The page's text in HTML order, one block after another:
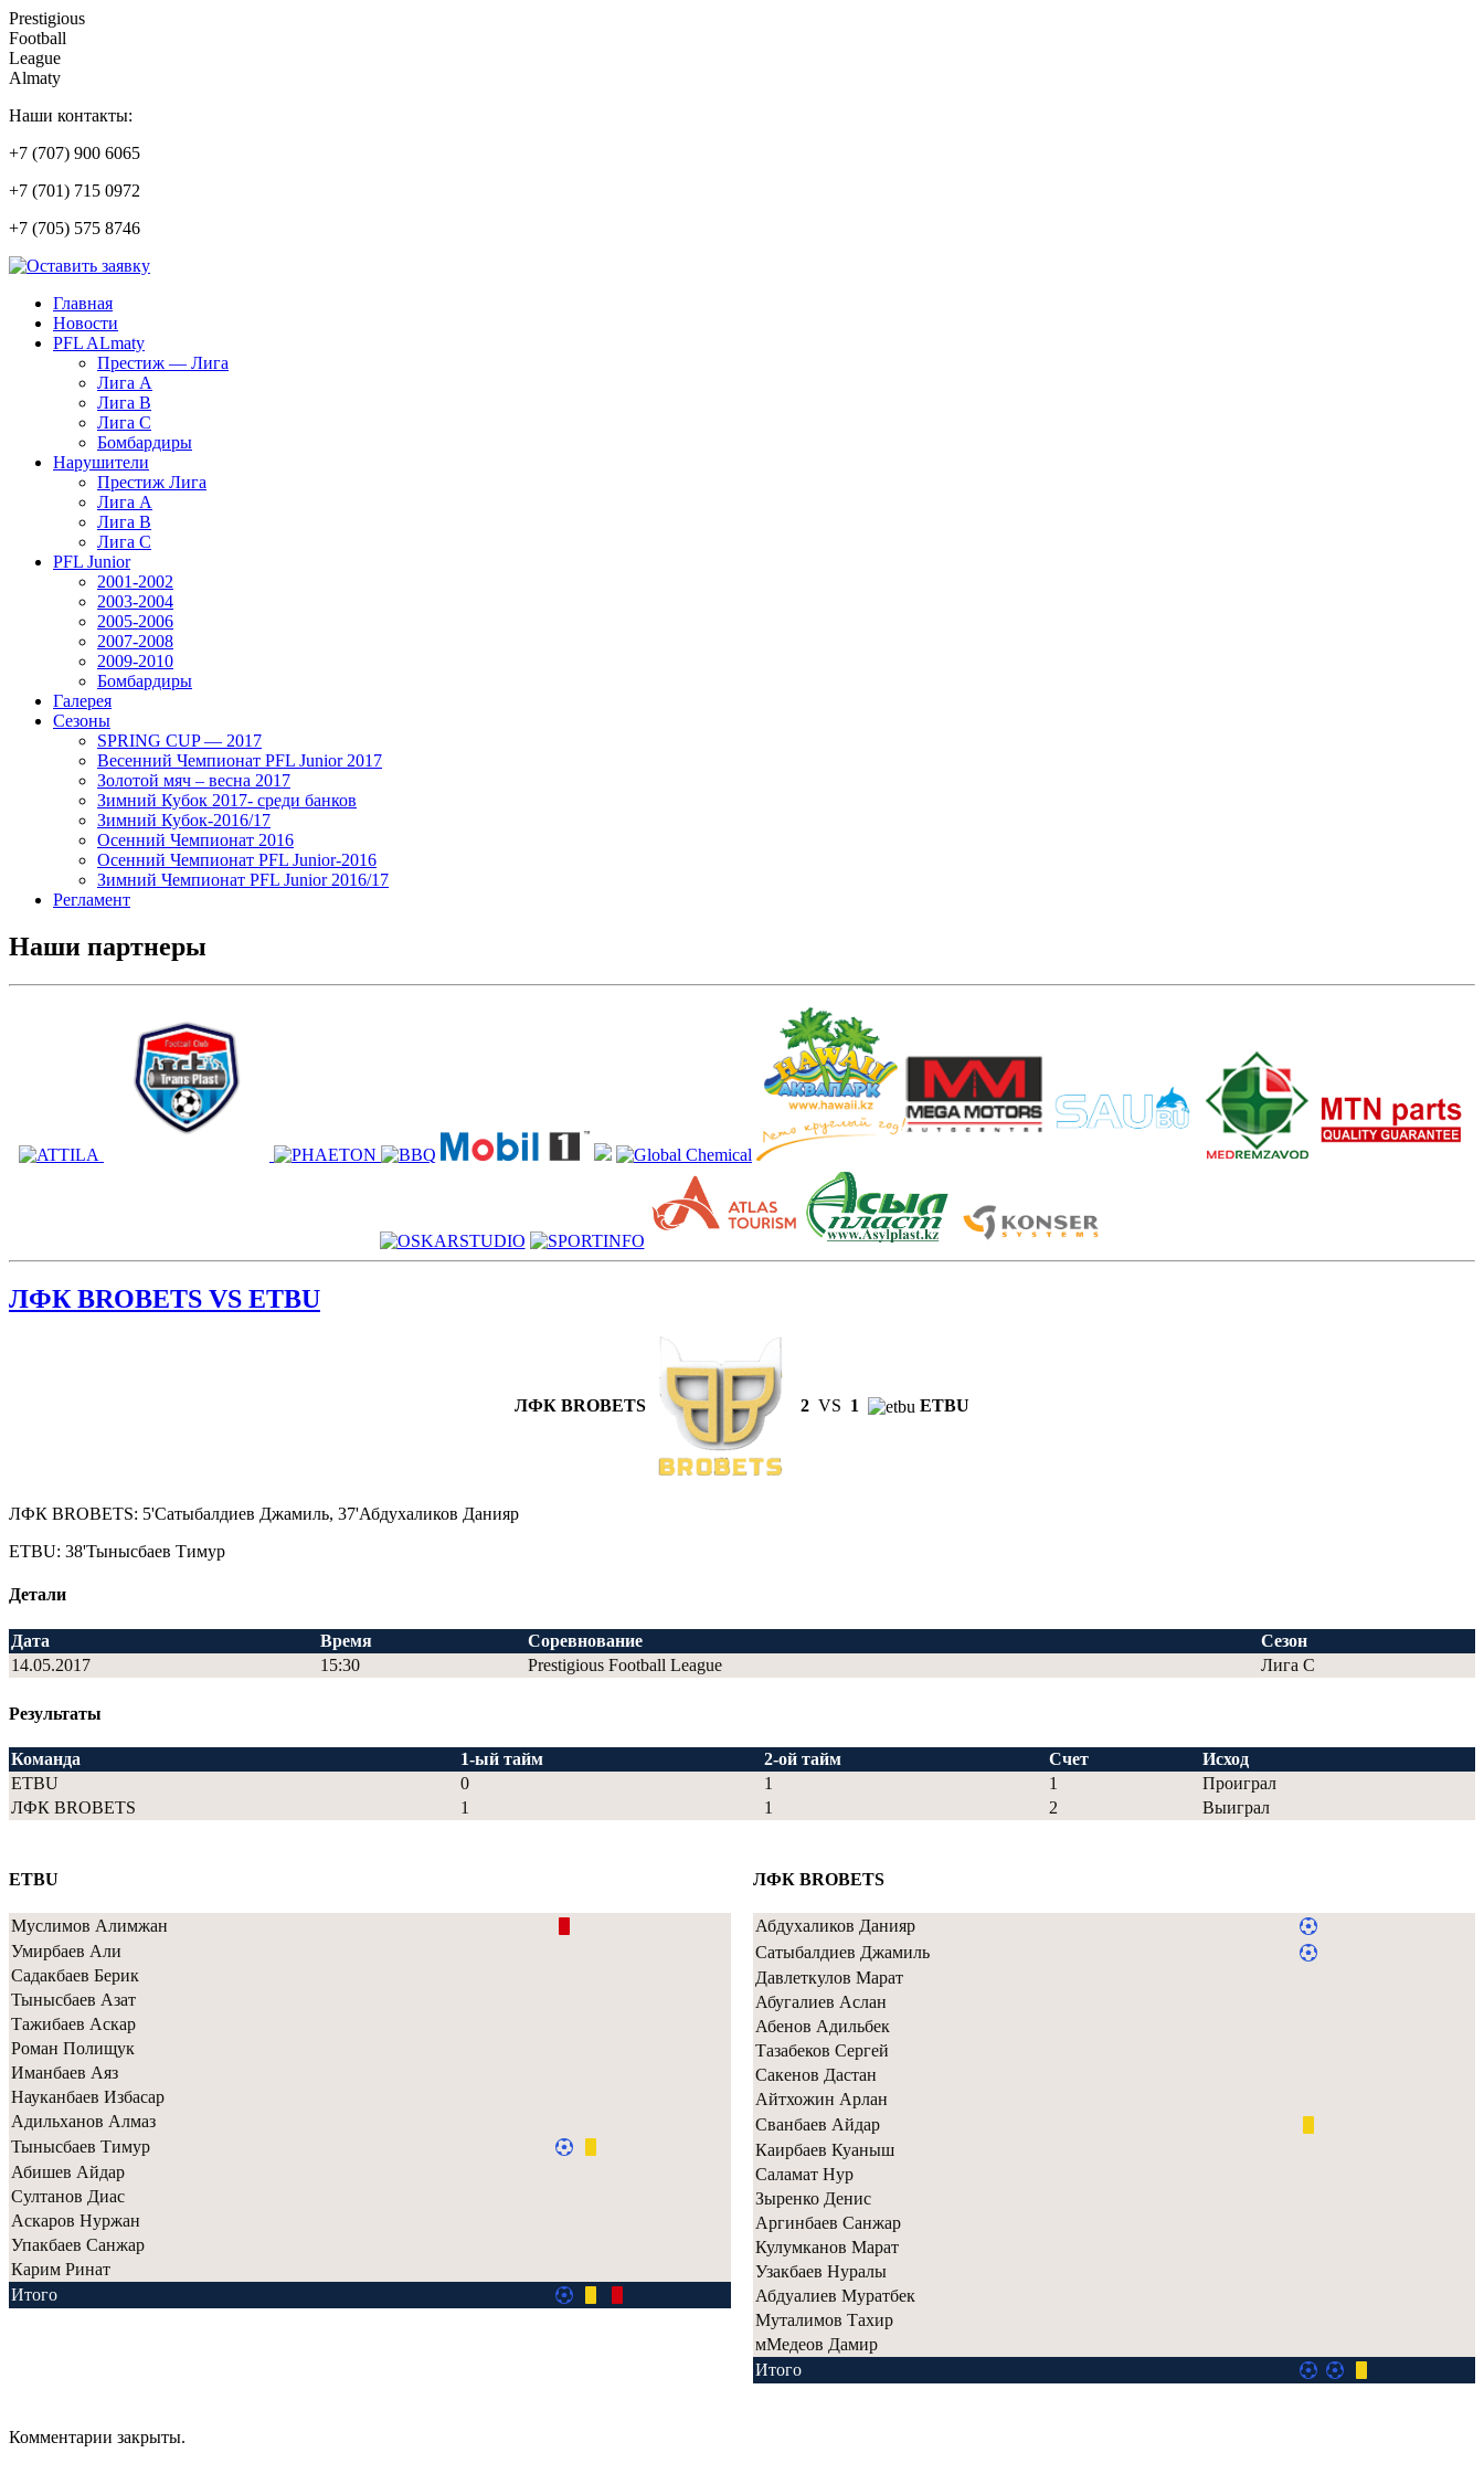
Prestigious
Football
League
Almaty
Наши контакты:
+7 (707) 900 6065
+7 (701) 715 0972
+7 (705) 575 8746
Главная
Новости
PFL ALmaty
Престиж — Лига
Лига А
Лига В
Лига С
Бомбардиры
Нарушители
Престиж Лига
Лига А
Лига В
Лига С
PFL Junior
2001-2002
2003-2004
2005-2006
2007-2008
2009-2010
Бомбардиры
Галерея
Сезоны
SPRING CUP — 2017
Весенний Чемпионат PFL Junior 2017
Золотой мяч – весна 2017
Зимний Кубок 2017- среди банков
Зимний Кубок-2016/17
Осенний Чемпионат 2016
Осенний Чемпионат PFL Junior-2016
Зимний Чемпионат PFL Junior 2016/17
Регламент
Наши партнеры
ЛФК BROBETS VS ETBU
ЛФК BROBETS 2 VS 1 ETBU
ЛФК BROBETS: 5'Сатыбалдиев Джамиль, 37'Абдухаликов Данияр
ETBU: 38'Тынысбаев Тимур
Детали
Дата Время Соревнование
Сезон
14.05.2017
15:30 Prestigious Football League Лига С
Результаты
Команда 1-ый тайм 2-ой тайм Счет
Исход
ETBU
0 1 1
Проиграл
ЛФК BROBETS
1 1 2 Выиграл
ETBU
Муслимов Алимжан
Умирбаев Али
Садакбаев Берик
Тынысбаев Азат
Тажибаев Аскар
Роман Полищук
Иманбаев Аяз
Науканбаев Избасар
Адильханов Алмаз
Тынысбаев Тимур
Абишев Айдар
Султанов Диас
Аскаров Нуржан
Упакбаев Санжар
Карим Ринат
Итого
ЛФК BROBETS
Абдухаликов Данияр
Сатыбалдиев Джамиль
Давлеткулов Марат
Абугалиев Аслан
Абенов Адильбек
Тазабеков Сергей
Сакенов Дастан
Айтхожин Арлан
Сванбаев Айдар
Каирбаев Куаныш
Саламат Нур
Зыренко Денис
Аргинбаев Санжар
Кулумканов Марат
Узакбаев Нуралы
Абдуалиев Муратбек
Муталимов Тахир
мМедеов Дамир
Итого
Комментарии закрыты.